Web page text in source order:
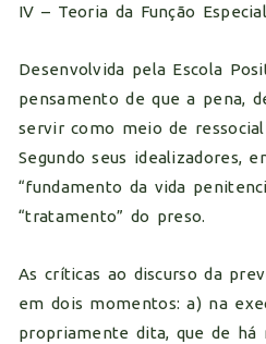
IV – Teoria da Função
Desenvolvida pela Escola
pensamento de que a pena,
servir como meio de
Segundo seus idealizadores,
“fundamento da vida
“tratamento” do preso.
As críticas ao discurso da
em dois momentos: a) na
propriamente dita, que de há